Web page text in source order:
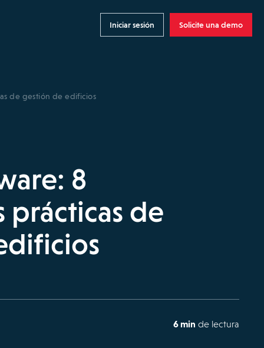
Iniciar sesión Solicite una demo
de gestión de edificios
8
prácticas de
6 min de lectura